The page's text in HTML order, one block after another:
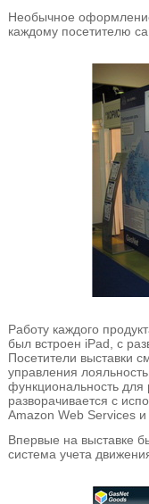
Необычное
каждому посетителю
Работу каждого
был встроен iPad, с
Посетители выставки
управления
функциональность
разворачивается с
Amazon Web Services
Впервые на выставке
система учета